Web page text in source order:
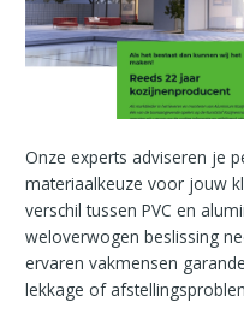
Onze experts adviseren je
materiaalkeuze voor jouw
verschil tussen PVC en
weloverwogen beslissing
ervaren vakmensen
lekkage of